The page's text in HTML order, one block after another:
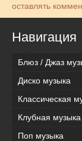
оставлять
Навигация
Блюз / Джаз
Диско музыка
Классическая
Клубная музыка
Поп музыка